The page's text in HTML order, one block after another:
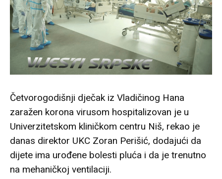
Četvorogodišnji dječak iz Vladičinog Hana
zaražen korona virusom hospitalizovan je u
Univerzitetskom kliničkom centru Niš, rekao je
danas direktor UKC Zoran Perišić, dodajući da
dijete ima urođene bolesti pluća i da je trenutno
na mehaničkoj ventilaciji.